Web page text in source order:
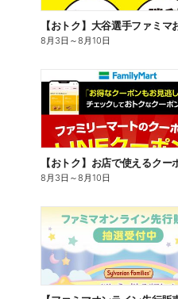
8月3日 ～8月10日
8月3日 ～8月10日